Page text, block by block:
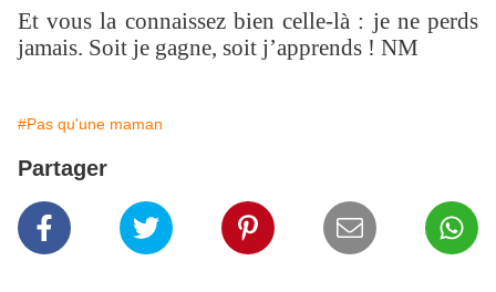
Et vous la connaissez bien celle-là : je ne perds
jamais. Soit je gagne, soit j’apprends ! NM
#Pas qu'une maman
Partager